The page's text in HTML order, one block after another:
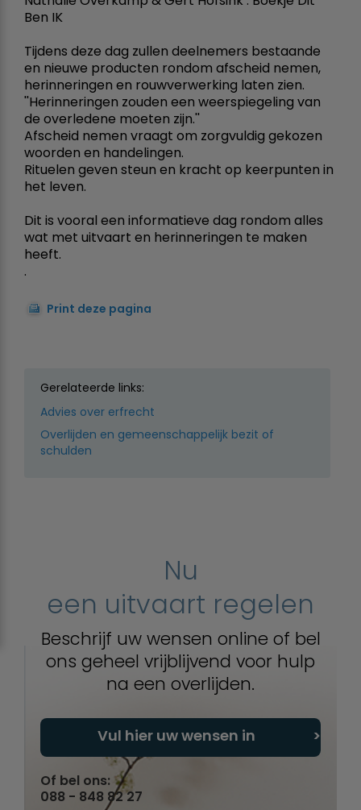
Ben IK
Tijdens deze dag zullen deelnemers bestaande
en nieuwe producten rondom afscheid nemen,
herinneringen en rouwverwerking laten zien.
''Herinneringen zouden een weerspiegeling van
de overledene moeten zijn.''
Afscheid nemen vraagt om zorgvuldig gekozen
woorden en handelingen.
Rituelen geven steun en kracht op keerpunten in
het leven.
Dit is vooral een informatieve dag rondom alles
wat met uitvaart en herinneringen te maken
heeft.
.
Print deze pagina
Gerelateerde links:
Advies over erfrecht
Overlijden en gemeenschappelijk bezit of
schulden
Nu
een uitvaart regelen
Beschrijf uw wensen online of bel
ons geheel vrijblijvend voor hulp
na een overlijden.
Vul hier uw wensen in
Of bel ons:
088 - 848 82 27